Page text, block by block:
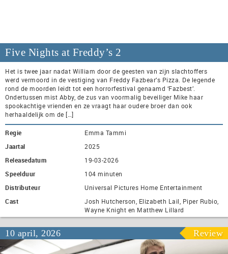
Five Nights at Freddy’s 2
Het is twee jaar nadat William door de geesten van zijn slachtoffers
werd vermoord in de vestiging van Freddy Fazbear’s Pizza. De legende
rond de moorden leidt tot een horrorfestival genaamd ‘Fazbest’.
Ondertussen mist Abby, de zus van voormalig beveiliger Mike haar
spookachtige vrienden en ze vraagt haar oudere broer dan ook
herhaaldelijk om de […]
Regie
Emma Tammi
Jaartal
2025
Releasedatum
19-03-2026
Speelduur
104 minuten
Distributeur
Universal Pictures Home Entertainment
Cast
Josh Hutcherson, Elizabeth Lail, Piper Rubio,
Wayne Knight en Matthew Lillard
10 april, 2026 Review